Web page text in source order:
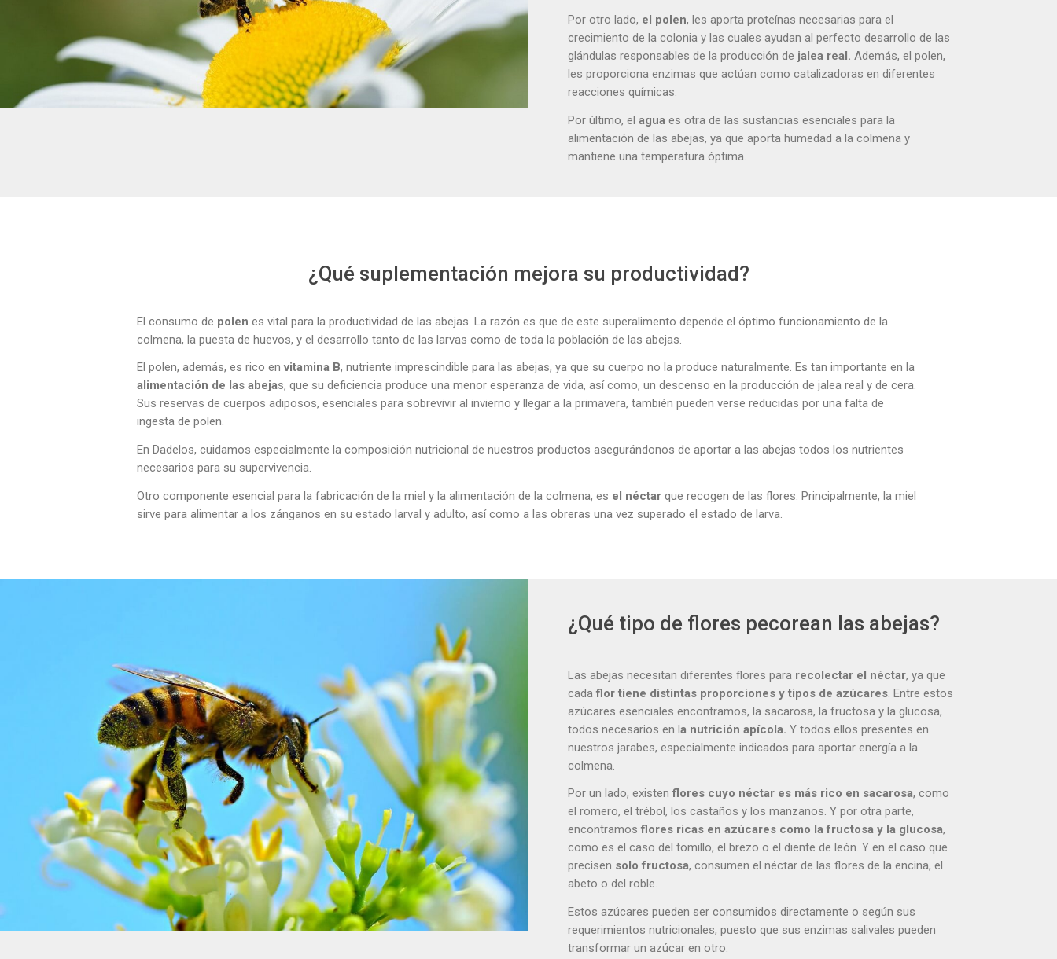
Por otro lado, el polen, les aporta proteínas necesarias para el
crecimiento de la colonia y las cuales ayudan al perfecto desarrollo de las
glándulas responsables de la producción de jalea real. Además, el polen,
les proporciona enzimas que actúan como catalizadoras en diferentes
reacciones químicas.
Por último, el agua es otra de las sustancias esenciales para la
alimentación de las abejas, ya que aporta humedad a la colmena y
mantiene una temperatura óptima.
¿Qué suplementación mejora su productividad?
El consumo de polen es vital para la productividad de las abejas. La razón es que de este superalimento depende el óptimo funcionamiento de la
colmena, la puesta de huevos, y el desarrollo tanto de las larvas como de toda la población de las abejas.
El polen, además, es rico envitamina B, nutriente imprescindible para las abejas, ya que su cuerpo no la produce naturalmente. Es tan importante en la
alimentación de las abejas, que su deficiencia produce una menor esperanza de vida, así como, un descenso en la producción de jalea real y de cera.
Sus reservas de cuerpos adiposos, esenciales para sobrevivir al invierno y llegar a la primavera, también pueden verse reducidas por una falta de
ingesta de polen.
En Dadelos, cuidamos especialmente la composición nutricional de nuestros productos asegurándonos de aportar a las abejas todos los nutrientes
necesarios para su supervivencia.
Otro componente esencial para la fabricación de la miel y la alimentación de la colmena, es el néctar que recogen de las flores. Principalmente, la miel
sirve para alimentar a los zánganos en su estado larval y adulto, así como a las obreras una vez superado el estado de larva.
¿Qué tipo de flores pecorean las abejas?
Las abejas necesitan diferentes flores para recolectar el néctar, ya que
cada flor tiene distintas proporciones y tipos de azúcares . Entre estos
azúcares esenciales encontramos, la sacarosa, la fructosa y la glucosa,
todos necesarios en la nutrición apícola. Y todos ellos presentes en
nuestros jarabes, especialmente indicados para aportar energía a la
colmena.
Por un lado, existen flores cuyo néctar es más rico en sacarosa, como
el romero, el trébol, los castaños y los manzanos. Y por otra parte,
encontramos flores ricas en azúcares como la fructosa y la glucosa,
como es el caso del tomillo, el brezo o el diente de león. Y en el caso que
precisen solo fructosa, consumen el néctar de las flores de la encina, el
abeto o del roble.
Estos azúcares pueden ser consumidos directamente o según sus
requerimientos nutricionales, puesto que sus enzimas salivales pueden
transformar un azúcar en otro.